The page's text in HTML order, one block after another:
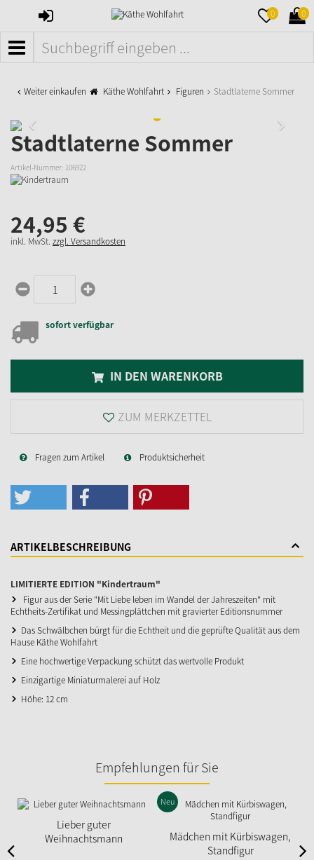
ANMELDEN 0 0
MENÜ
Weiter einkaufen Käthe Wohlfahrt Figuren Stadtlaterne Sommer
Stadtlaterne Sommer
Artikel-Nummer: 106922
24,95 €
inkl. MwSt. zzgl. Versandkosten
sofort verfügbar
IN DEN WARENKORB
ZUM MERKZETTEL
Fragen zum Artikel Produktsicherheit
ARTIKELBESCHREIBUNG
LIMITIERTE EDITION "Kindertraum"
Figur aus der Serie "Mit Liebe leben im Wandel der Jahreszeiten" mit
Echtheits-Zertifikat und Messingplättchen mit gravierter Editionsnummer
Das Schwälbchen bürgt für die Echtheit und die geprüfte Qualität aus dem
Hause Käthe Wohlfahrt
Eine hochwertige Verpackung schützt das wertvolle Produkt
Einzigartige Miniaturmalerei auf Holz
Höhe: 12 cm
Empfehlungen für Sie
Lieber guter
Weihnachtsmann
Mädchen mit Kürbiswagen,
Standfigur
Neu